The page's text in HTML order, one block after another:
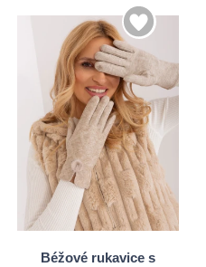
Béžové rukavice s
S/M
L/XL